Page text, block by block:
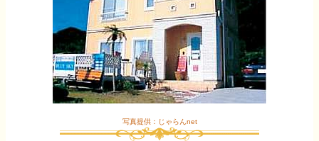
写真提供：じゃらんnet